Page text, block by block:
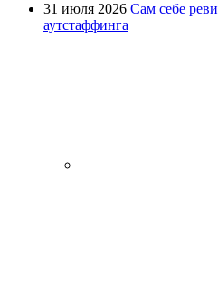
31 июля 2026 Сам себе
аутстаффинга